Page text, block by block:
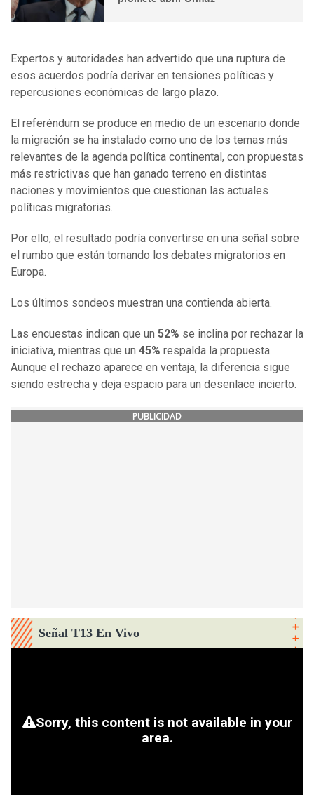
Expertos y autoridades han advertido que una ruptura de
esos acuerdos podría derivar en tensiones políticas y
repercusiones económicas de largo plazo.
El referéndum se produce en medio de un escenario donde
la migración se ha instalado como uno de los temas más
relevantes de la agenda política continental, con propuestas
más restrictivas que han ganado terreno en distintas
naciones y movimientos que cuestionan las actuales
políticas migratorias.
Por ello, el resultado podría convertirse en una señal sobre
el rumbo que están tomando los debates migratorios en
Europa.
Los últimos sondeos muestran una contienda abierta.
Las encuestas indican que un 52% se inclina por rechazar la
iniciativa, mientras que un 45% respalda la propuesta.
Aunque el rechazo aparece en ventaja, la diferencia sigue
siendo estrecha y deja espacio para un desenlace incierto.
PUBLICIDAD
Señal T13 En Vivo